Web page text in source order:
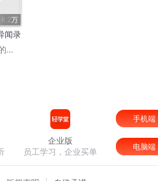
6.2万
闻录
企业版
员工学习，企业买单
手机端
电脑端